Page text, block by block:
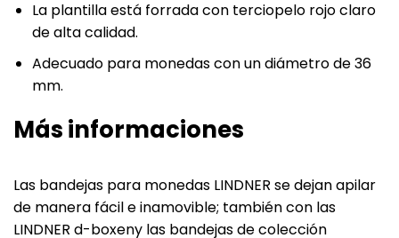
La plantilla está forrada con terciopelo rojo claro
de alta calidad.
Adecuado para monedas con un diámetro de 36
mm.
Más informaciones
Las bandejas para monedas LINDNER se dejan apilar
de manera fácil e inamovible; también con las
LINDNER d-boxeny las bandejas de colección